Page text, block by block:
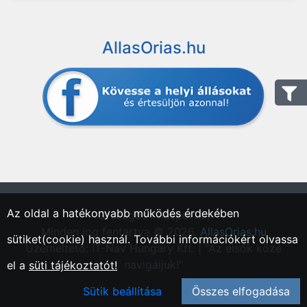
AllasOrias.hu
"Országos Állásportál."
Minden jog fentartva © 2026. AllasOrias.hu
Üzemeltető: IT-Nav Hungary Kft. | "Az elsők közé
Az oldal a hatékonyabb működés érdekében
sütiket(cookie) használ. További információkért olvassa
el a süti tájékoztatót!
Sütik beállítása
Összes elfogadása